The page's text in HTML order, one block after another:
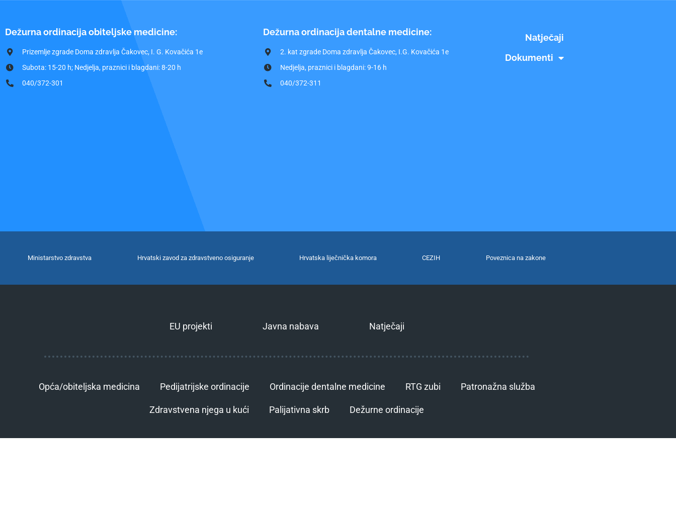
Dežurna ordinacija obiteljske medicine:
Prizemlje zgrade Doma zdravlja Čakovec, I. G. Kovačića 1e
Subota: 15-20 h; Nedjelja, praznici i blagdani: 8-20 h
040/372-301
Dežurna ordinacija dentalne medicine:
2. kat zgrade Doma zdravlja Čakovec, I.G. Kovačića 1e
Nedjelja, praznici i blagdani: 9-16 h
040/372-311
Natječaji
Dokumenti
Ministarstvo zdravstva Hrvatski zavod za zdravstveno osiguranje Hrvatska liječnička komora CEZIH Poveznica na zakone
EU projekti Javna nabava Natječaji
Opća/obiteljska medicina Pedijatrijske ordinacije Ordinacije dentalne medicine RTG zubi Patronažna služba
Zdravstvena njega u kući Palijativna skrb Dežurne ordinacije